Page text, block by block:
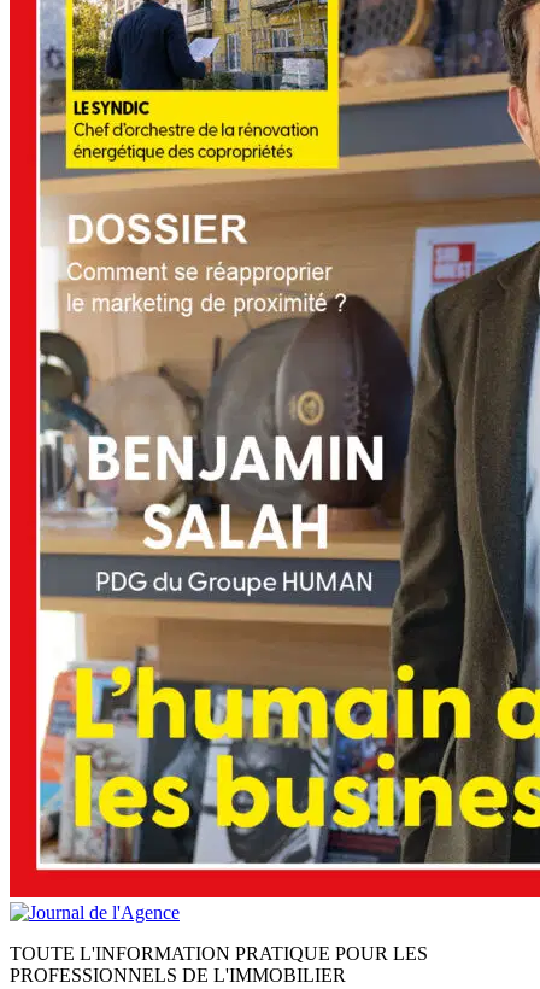
TOUTE L'INFORMATION PRATIQUE POUR LES
PROFESSIONNELS DE L'IMMOBILIER